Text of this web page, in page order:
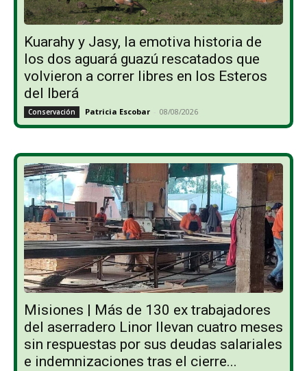
Kuarahy y Jasy, la emotiva historia de
los dos aguará guazú rescatados que
volvieron a correr libres en los Esteros
del Iberá
Conservación Patricia Escobar - 08/08/2026
Misiones | Más de 130 ex trabajadores
del aserradero Linor llevan cuatro meses
sin respuestas por sus deudas salariales
e indemnizaciones tras el cierre...